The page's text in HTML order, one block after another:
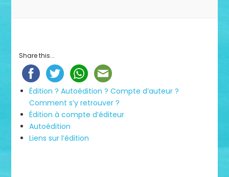
Share this...
Édition ? Autoédition ? Compte d’auteur ?
Comment s’y retrouver ?
Édition à compte d’éditeur
Autoédition
Liens sur l’édition